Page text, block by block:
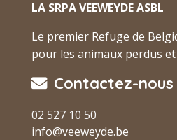
LA SRPA VEEWEYDE ASBL
Le premier Refuge de
pour les animaux perdus
Contactez-nous
02 527 10 50
info@veeweyde.be